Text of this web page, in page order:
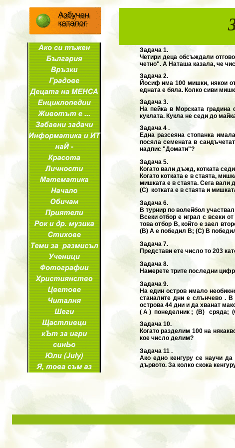
Задача 1.
Четири деца обсъждали
четно". А Наташа казала, чe
Задача 2.
Йосиф има 100 мишки, някои
едната е бяла. Колко сиви
Задача 3.
На пейка в Морската
куклата. Кукла не седи до
Задача 4 .
Една разсеяна стопанка
посяла семената в
надпис "Домати"?
Задача 5.
Когато вали дъжд, котката
Когато котката е в стаята,
мишката е в стаята. Сега вали
(C) котката е в стаята и
Задача 6.
В турнир по волейбол
Всеки отбор е играл с всеки
това отбор B, който е заел
(B) А е победил B; (C) B
Задача 7.
Представи ете число то 203
Задача 8.
Намерете трите последни цифри
Задача 9.
На един остров имало
станалите дни е слънчево . В
острова 44 дни и да хванат
( A ) понеделник ; (B) сряда;
Задача 10.
Когато разделим 100 на
кое число делим?
Задача 11 .
Ако едно кенгуру се научи
дървото. За колко скока